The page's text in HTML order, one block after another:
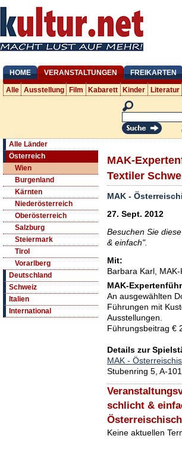
HOME VERANSTALTUNGEN FREIKARTEN
Alle Ausstellung Film Kabarett Kinder Literatur
Alle Länder
Österreich
Wien
Burgenland
Kärnten
Niederösterreich
Oberösterreich
Salzburg
Steiermark
Tirol
Vorarlberg
Deutschland
Schweiz
Italien
International
MAK-
Textiler
MAK -
27. Sept. 2012
Besuchen Sie
& einfach".
Mit:
Barbara Karl,
MAK-
An ausgewählten
Führungen mit
Ausstellungen.
Führungsbeitrag €
Details zur
MAK -
Stubenring 5, A-
schlicht &
Keine aktuellen